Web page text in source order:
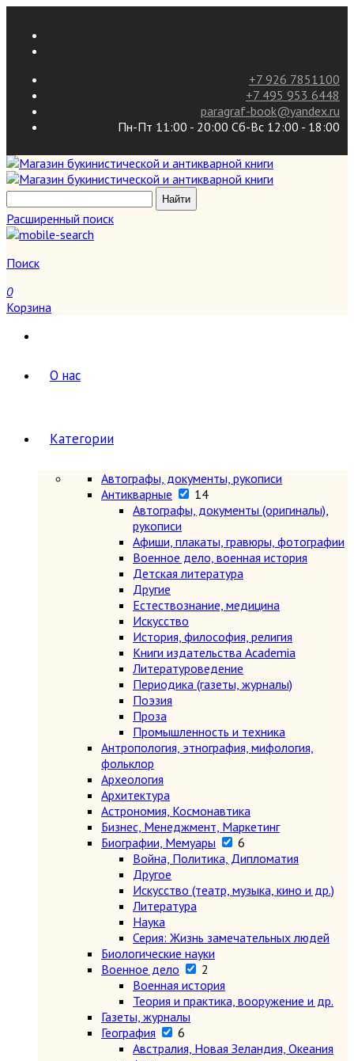
+7 926 7851100
+7 495 953 6448
paragraf-book@yandex.ru
Пн-Пт 11:00 - 20:00 Сб-Вс 12:00 - 18:00
Расширенный поиск
Поиск
0
Корзина
О нас
Категории
Автографы, документы, рукописи
Антикварные
14
Автографы, документы (оригиналы),
рукописи
Афиши, плакаты, гравюры, фотографии
Военное дело, военная история
Детская литература
Другие
Естествознание, медицина
Искусство
История, философия, религия
Книги издательства Academia
Литературоведение
Периодика (газеты, журналы)
Поэзия
Проза
Промышленность и техника
Антропология, этнография, мифология,
фольклор
Археология
Архитектура
Астрономия, Космонавтика
Бизнес, Менеджмент, Маркетинг
Биографии, Мемуары
6
Война, Политика, Дипломатия
Другое
Искусство (театр, музыка, кино и др.)
Литература
Наука
Серия: Жизнь замечательных людей
Биологические науки
Военное дело
2
Военная история
Теория и практика, вооружение и др.
Газеты, журналы
География
6
Австралия, Новая Зеландия, Океания